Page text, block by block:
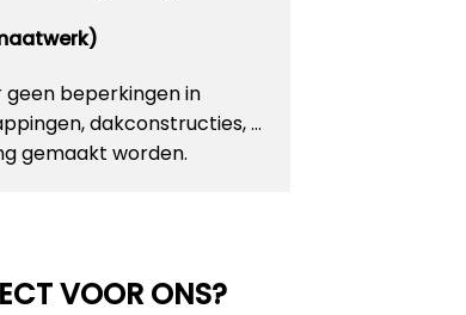
beperkingen in
dakconstructies, …
gemaakt worden.
VOOR ONS?